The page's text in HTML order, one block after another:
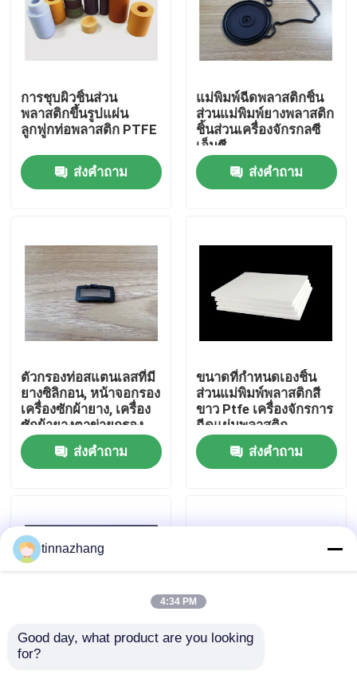
สินค้า
เกี่ยวกับเรา
ทัวร์โรงงาน
ควบคุมคุณภาพ
ติดต่อเรา
ขอใบเสนอราคา
ยางซีลน้ำมัน
การชุบผิวชิ้นส่วน
พลาสติกขึ้นรูปแผ่น
ลูกฟูกท่อพลาสติก PTFE
ส่งคำถาม
แม่พิมพ์ฉีดพลาสติกชิ้น
ส่วนแม่พิมพ์ยางพลาสติก
ชิ้นส่วนเครื่องจักรกลซี
เอ็นซี
ส่งคำถาม
ตัวกรองท่อสแตนเลสที่มี
ยางซิลิกอน, หน้าจอกรอง
เครื่องซักผ้ายาง, เครื่อง
ซักผ้ายางตาข่ายกรอง
gaske
ส่งคำถาม
ขนาดที่กำหนดเองชิ้น
ส่วนแม่พิมพ์พลาสติกสี
ขาว Ptfe เครื่องจักรการ
ฉีดแผ่นพลาสติก
ส่งคำถาม
ชิ้นส่วนฉีดขึ้นรูปชิ้นส่วน
tinnazhang
4:34 PM
Good day, what product are you looking
for?